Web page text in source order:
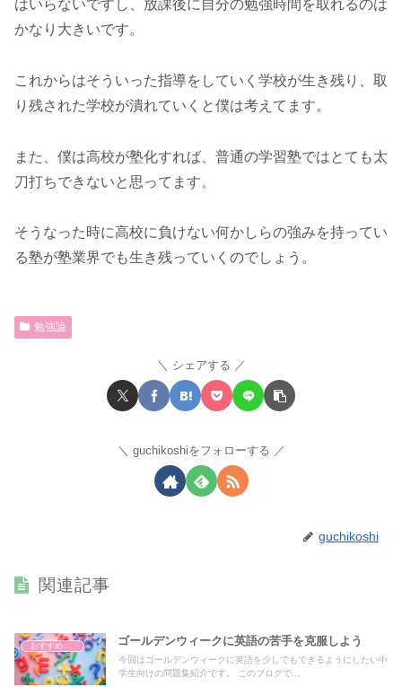
はいらないですし、放課後に自分の勉強時間を取れるのは
かなり大きいです。
これからはそういった指導をしていく学校が生き残り、取
り残された学校が潰れていくと僕は考えてます。
また、僕は高校が塾化すれば、普通の学習塾ではとても太
刀打ちできないと思ってます。
そうなった時に高校に負けない何かしらの強みを持ってい
る塾が塾業界でも生き残っていくのでしょう。
勉強論
シェアする
guchikoshiをフォローする
guchikoshi
関連記事
ゴールデンウィークに英語の苦手を克服しよう
今回はゴールデンウィークに英語を少しでもできるようにしたい中
学生向けの問題集紹介です。 このブログで...